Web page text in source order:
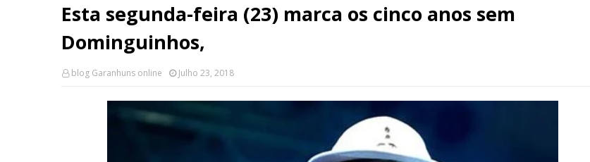
Esta segunda-feira (23) marca os cinco anos sem
Dominguinhos,
blog Garanhuns online Julho 23, 2018